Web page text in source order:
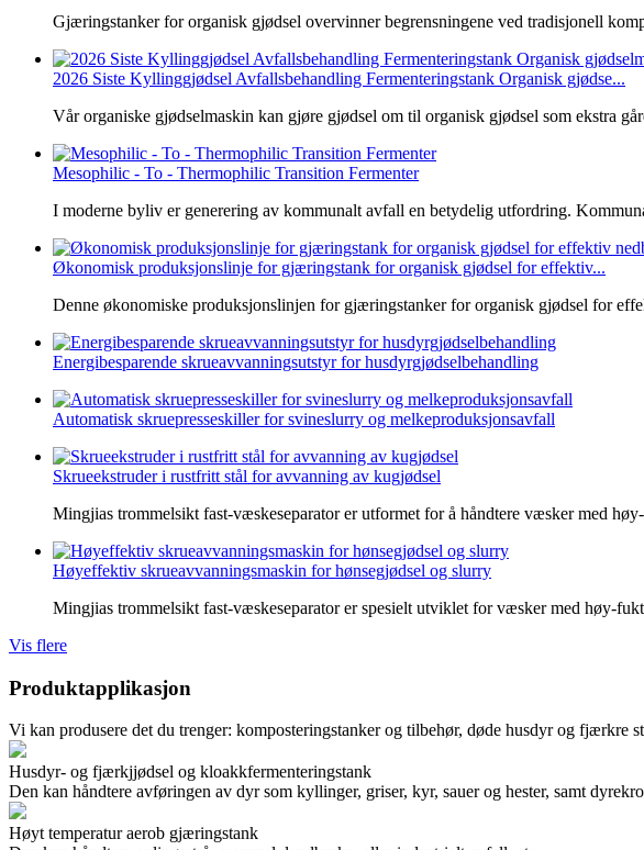
Gjæringstanker for organisk gjødsel overvinner begrensningene ved tradisjonell
2026 Siste Kyllinggjødsel Avfallsbehandling Fermenteringstank Organisk gjødse...
Vår organiske gjødselmaskin kan gjøre gjødsel om til organisk gjødsel som ekstra
Mesophilic - To - Thermophilic Transition Fermenter
I moderne byliv er generering av kommunalt avfall en betydelig utfordring.
Økonomisk produksjonslinje for gjæringstank for organisk gjødsel for effektiv...
Denne økonomiske produksjonslinjen for gjæringstanker for organisk gjødsel for
Energibesparende skrueavvanningsutstyr for husdyrgjødselbehandling
Automatisk skruepresseskiller for svineslurry og melkeproduksjonsavfall
Skrueekstruder i rustfritt stål for avvanning av kugjødsel
Mingjias trommelsikt fast-væskeseparator er utformet for å håndtere væsker med
Høyeffektiv skrueavvanningsmaskin for hønsegjødsel og slurry
Mingjias trommelsikt fast-væskeseparator er spesielt utviklet for væsker med høy-
Vis flere
Produktapplikasjon
Vi kan produsere det du trenger: komposteringstanker og tilbehør, døde husdyr og fjærkre
Husdyr- og fjærkjjødsel og kloakkfermenteringstank
Den kan håndtere avføringen av dyr som kyllinger, griser, kyr, sauer og hester, samt
Høyt temperatur aerob gjæringstank